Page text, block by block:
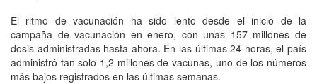
El ritmo de vacunación ha sido lento desde el inicio de la
campaña de vacunación en enero, con unas 157 millones de
dosis administradas hasta ahora. En las últimas 24 horas, el país
administró tan solo 1,2 millones de vacunas, uno de los números
más bajos registrados en las últimas semanas.